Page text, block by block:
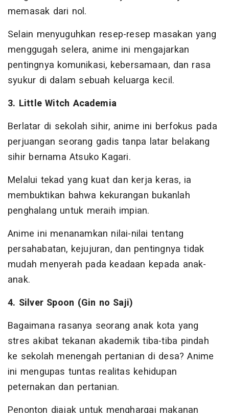
memasak dari nol.
Selain menyuguhkan resep-resep masakan yang
menggugah selera, anime ini mengajarkan
pentingnya komunikasi, kebersamaan, dan rasa
syukur di dalam sebuah keluarga kecil.
3. Little Witch Academia
Berlatar di sekolah sihir, anime ini berfokus pada
perjuangan seorang gadis tanpa latar belakang
sihir bernama Atsuko Kagari.
Melalui tekad yang kuat dan kerja keras, ia
membuktikan bahwa kekurangan bukanlah
penghalang untuk meraih impian.
Anime ini menanamkan nilai-nilai tentang
persahabatan, kejujuran, dan pentingnya tidak
mudah menyerah pada keadaan kepada anak-
anak.
4. Silver Spoon (Gin no Saji)
Bagaimana rasanya seorang anak kota yang
stres akibat tekanan akademik tiba-tiba pindah
ke sekolah menengah pertanian di desa? Anime
ini mengupas tuntas realitas kehidupan
peternakan dan pertanian.